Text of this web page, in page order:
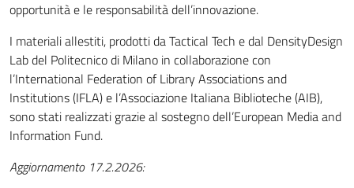
opportunità e le responsabilità dell’innovazione.
I materiali allestiti, prodotti da Tactical Tech e dal DensityDesign
Lab del Politecnico di Milano in collaborazione con
l’International Federation of Library Associations and
Institutions (IFLA) e l’Associazione Italiana Biblioteche (AIB),
sono stati realizzati grazie al sostegno dell’European Media and
Information Fund.
Aggiornamento 17.2.2026: